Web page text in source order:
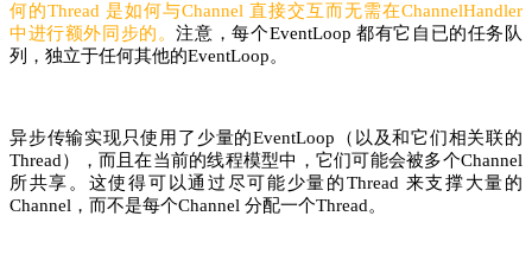
何的Thread 是如何与Channel 直接交互而无需在ChannelHandler
中进行额外同步的。注意，每个EventLoop 都有它自已的任务队
列，独立于任何其他的EventLoop。
异步传输实现只使用了少量的EventLoop（以及和它们相关联的
Thread），而且在当前的线程模型中，它们可能会被多个Channel
所共享。这使得可以通过尽可能少量的Thread 来支撑大量的
Channel，而不是每个Channel 分配一个Thread。